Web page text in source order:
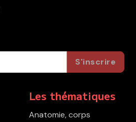
S'inscrire
Les thématiques
Anatomie, corps